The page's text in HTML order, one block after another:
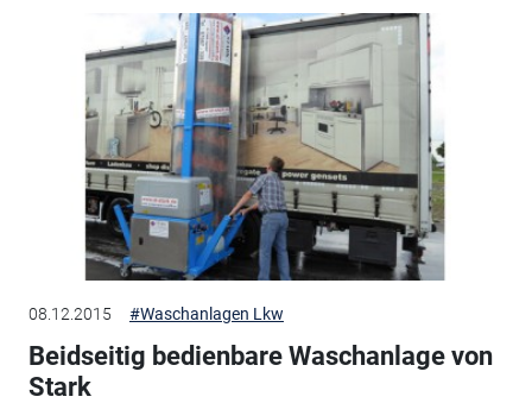
08.12.2015 #Waschanlagen Lkw
Beidseitig bedienbare Waschanlage von
Stark